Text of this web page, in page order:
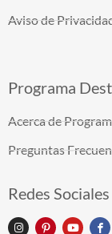
Aviso de
Programa
Acerca de
Preguntas
Redes Sociales